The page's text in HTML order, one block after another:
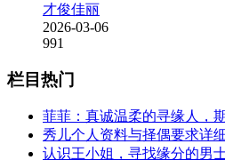
才俊佳丽
2026-03-06
991
栏目热门
菲菲：真诚温柔的寻缘人，
秀儿个人资料与择偶要求详
认识王小姐，寻找缘分的男